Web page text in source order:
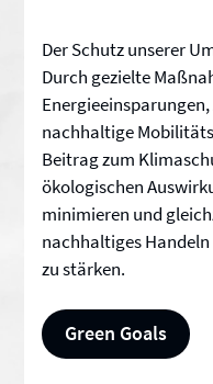
Der Schutz unserer
Durch gezielte
nachhaltige
Beitrag zum
ökologischen
minimieren und
nachhaltiges Handeln
zu stärken.
Green Goals